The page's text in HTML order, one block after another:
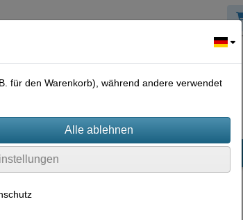
für den Warenkorb), während andere verwendet